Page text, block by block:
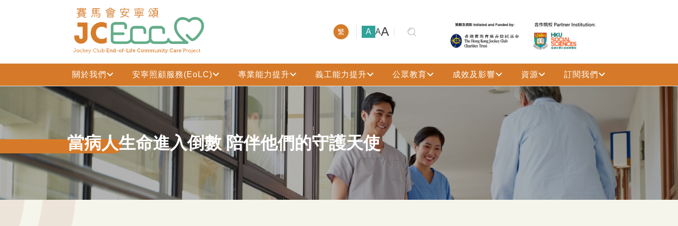
繁 A 小號字體
A中號字體
A 大號字體
關於我們 安寧照顧服務(EoLC) 專業能力提升 義工能力提升 公眾教育 成效及影響 資源 訂閱我們
當病人生命進入倒數 陪伴他們的守護天使